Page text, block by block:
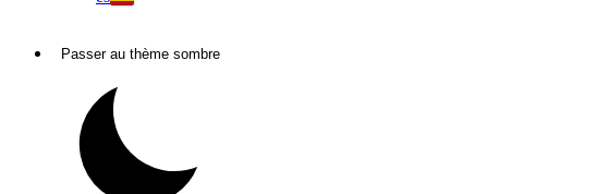
Passer au thème sombre